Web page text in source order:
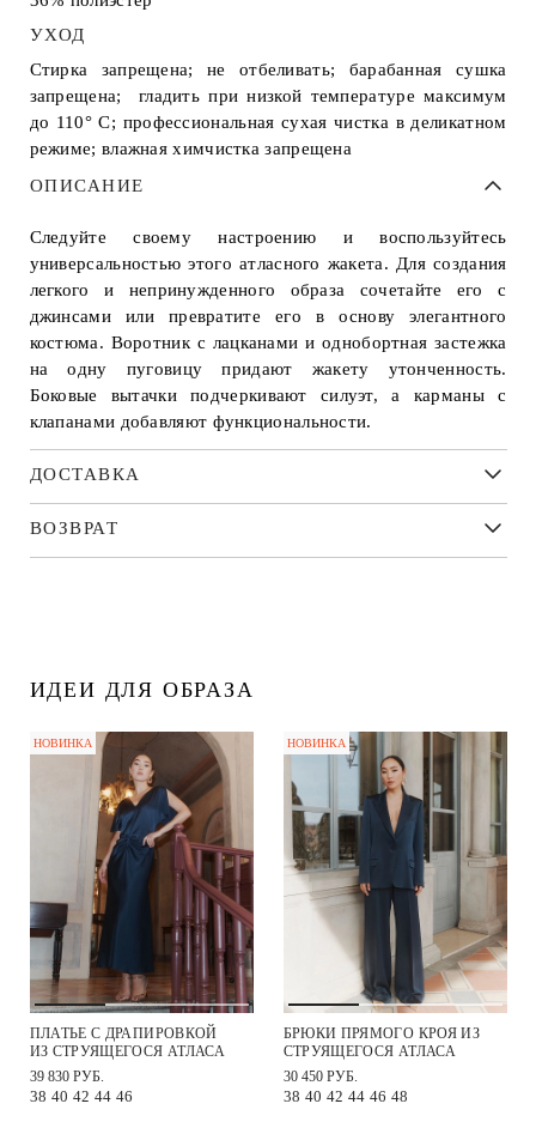
УХОД
Стирка запрещена; не отбеливать; барабанная сушка
запрещена; гладить при низкой температуре максимум
до 110° С; профессиональная сухая чистка в деликатном
режиме; влажная химчистка запрещена
ОПИСАНИЕ
Следуйте своему настроению и воспользуйтесь
универсальностью этого атласного жакета. Для создания
легкого и непринужденного образа сочетайте его с
джинсами или превратите его в основу элегантного
костюма. Воротник с лацканами и однобортная застежка
на одну пуговицу придают жакету утонченность.
Боковые вытачки подчеркивают силуэт, а карманы с
клапанами добавляют функциональности.
ДОСТАВКА
ВОЗВРАТ
ИДЕИ ДЛЯ ОБРАЗА
НОВИНКА
ПЛАТЬЕ С ДРАПИРОВКОЙ
ИЗ СТРУЯЩЕГОСЯ АТЛАСА
39 830 РУБ.
38 40 42 44 46
НОВИНКА
БРЮКИ ПРЯМОГО КРОЯ ИЗ
СТРУЯЩЕГОСЯ АТЛАСА
30 450 РУБ.
38 40 42 44 46 48